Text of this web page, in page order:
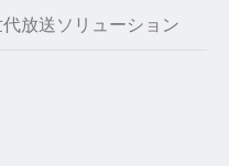
放送ソリューション